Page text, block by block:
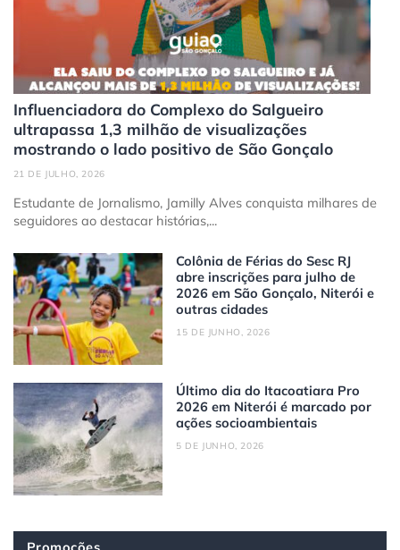
Influenciadora do Complexo do Salgueiro
ultrapassa 1,3 milhão de visualizações
mostrando o lado positivo de São Gonçalo
21 DE JULHO, 2026
Estudante de Jornalismo, Jamilly Alves conquista milhares de
seguidores ao destacar histórias,...
Colônia de Férias do Sesc RJ
abre inscrições para julho de
2026 em São Gonçalo, Niterói e
outras cidades
15 DE JUNHO, 2026
Último dia do Itacoatiara Pro
2026 em Niterói é marcado por
ações socioambientais
5 DE JUNHO, 2026